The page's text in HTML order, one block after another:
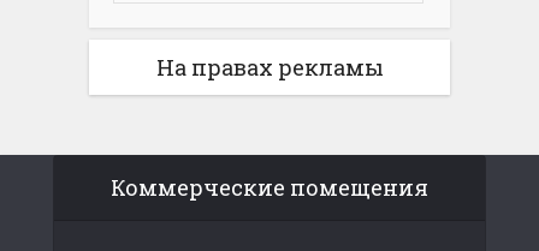
На правах рекламы
Коммерческие помещения